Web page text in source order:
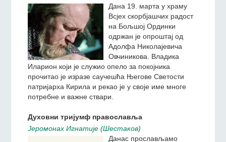
На девети дан од упокојења
Jeромонах Игнатиjе (Шестаков)
Дана 19. марта у храму
Всјех скорбјашчих радост
на Бољшој Ординки
одржан је опроштај од
Адолфа Николајевича
Овчиникова. Владика
Иларион који је служио опело за покојника
прочитао је изразе саучешћа Његове Светости
потребне и важне ствари.
Духовни триjумф православља